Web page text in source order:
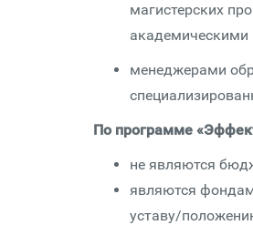
магистерских
академическими
менеджерами
По программе
не являются
являются
уставу/